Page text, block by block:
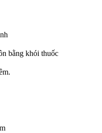
bằng khói thuốc